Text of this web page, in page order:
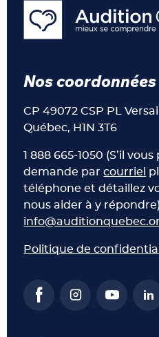
Nos coordonnées
CP 49072 CSP PL
Québec, H1N 3T6
1 888 665-1050 (S’il
demande parcourriel
téléphone et détaillez
nous aider à y répondre)
Politique de